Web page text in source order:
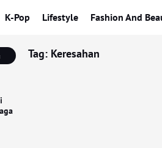
K-Pop Lifestyle Fashion And
Tag: Keresahan